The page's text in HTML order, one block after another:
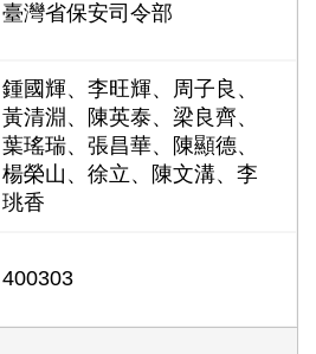
臺灣省保安司令部
鍾國輝、李旺輝、周子良、
黃清淵、陳英泰、梁良齊、
葉瑤瑞、張昌華、陳顯德、
楊榮山、徐立、陳文溝、李
珧香
400303